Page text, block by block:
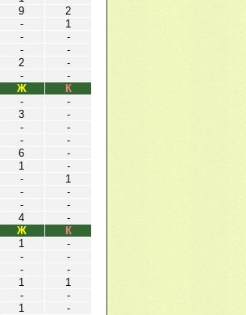
9
2
-
1
-
-
-
-
2
-
-
-
Ж
К
-
-
3
-
-
-
-
-
6
-
1
-
-
1
-
-
-
-
4
-
Ж
К
1
-
-
-
-
-
1
1
-
-
1
-